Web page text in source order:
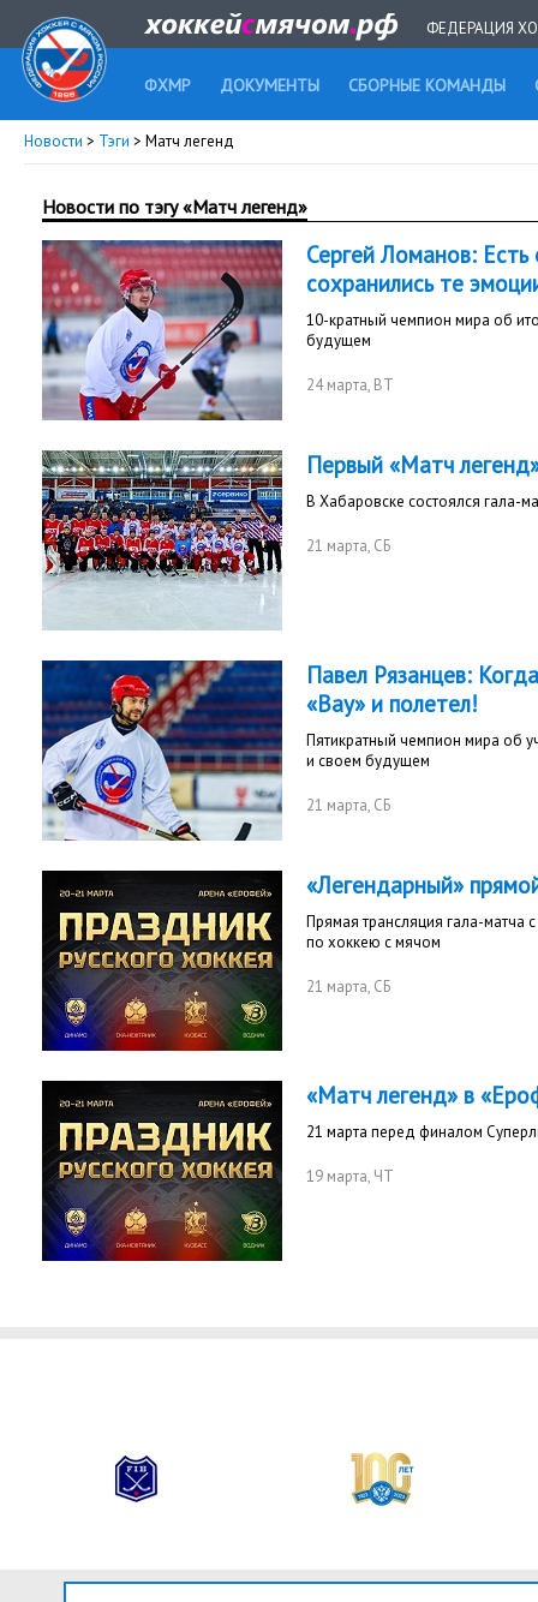
ФЕДЕРАЦИЯ
ФХМР ДОКУМЕНТЫ СБОРНЫЕ КОМАНДЫ
Новости > Тэги > Матч легенд
Новости по тэгу «Матч легенд»
Сергей Ломанов:
сохранились те
10-кратный чемпион мира об
будущем
24 марта, ВТ
Первый «Матч
В Хабаровске состоялся гала-
21 марта, СБ
Павел Рязанцев:
«Вау» и полетел!
Пятикратный чемпион мира об
и своем будущем
21 марта, СБ
«Легендарный»
Прямая трансляция гала-матча
по хоккею с мячом
21 марта, СБ
«Матч легенд» в
21 марта перед финалом
19 марта, ЧТ